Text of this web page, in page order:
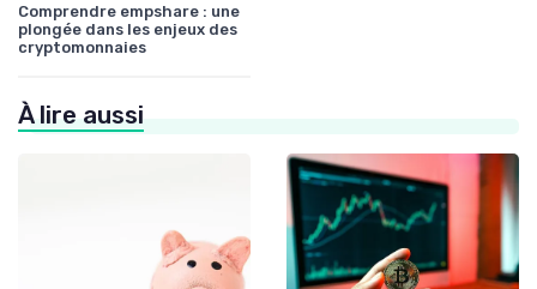
Comprendre empshare : une
plongée dans les enjeux des
cryptomonnaies
À lire aussi